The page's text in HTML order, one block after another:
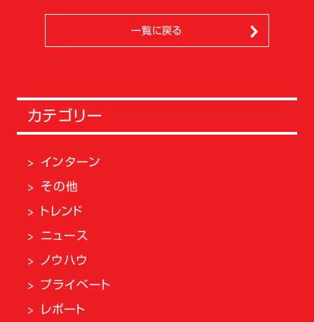
一覧に戻る
カテゴリー
インターン
その他
トレンド
ニュース
ノウハウ
プライベート
レポート